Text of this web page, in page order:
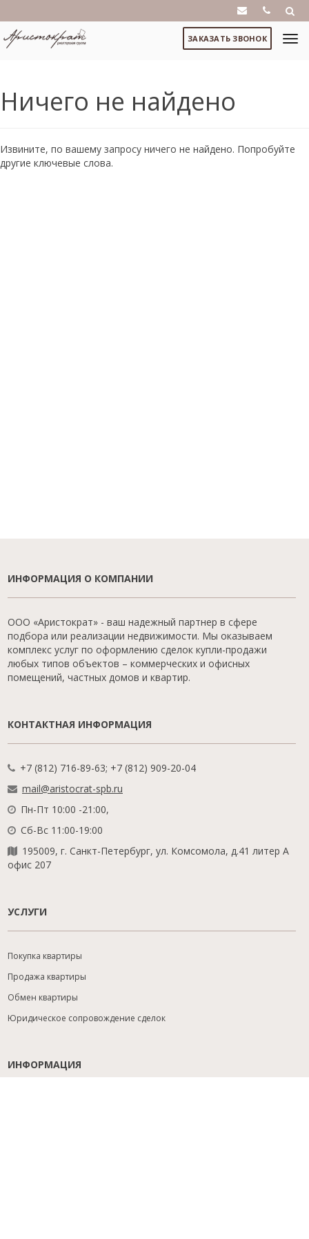
ЗАКАЗАТЬ ЗВОНОК
Ничего не найдено
Извините, по вашему запросу ничего не найдено. Попробуйте
другие ключевые слова.
ИНФОРМАЦИЯ О КОМПАНИИ
ООО «Аристократ» - ваш надежный партнер в сфере
подбора или реализации недвижимости. Мы оказываем
комплекс услуг по оформлению сделок купли-продажи
любых типов объектов – коммерческих и офисных
помещений, частных домов и квартир.
КОНТАКТНАЯ ИНФОРМАЦИЯ
+7 (812) 716-89-63; +7 (812) 909-20-04
mail@aristocrat-spb.ru
Пн-Пт 10:00 -21:00,
Сб-Вс 11:00-19:00
195009, г. Санкт-Петербург, ул. Комсомола, д.41 литер А
офис 207
УСЛУГИ
Покупка квартиры
Продажа квартиры
Обмен квартиры
Юридическое сопровождение сделок
ИНФОРМАЦИЯ